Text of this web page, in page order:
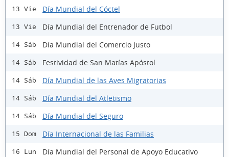
13 Vie Día Mundial del Cóctel
13 Vie Día Mundial del Entrenador de Futbol
14 Sáb Día Mundial del Comercio Justo
14 Sáb Festividad de San Matías Apóstol
14 Sáb Día Mundial de las Aves Migratorias
14 Sáb Día Mundial del Atletismo
14 Sáb Día Mundial del Seguro
15 Dom Día Internacional de las Familias
16 Lun Día Mundial del Personal de Apoyo Educativo